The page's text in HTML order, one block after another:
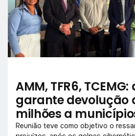
AMM, TFR6,
garante devolução
milhões a
Reunião teve como objetivo o